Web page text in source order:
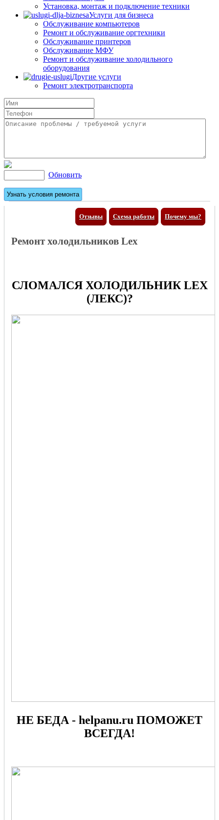
Установка, монтаж и подключение техники
Услуги для бизнеса
Обслуживание компьютеров
Ремонт и обслуживание оргтехники
Обслуживание принтеров
Обслуживание МФУ
Ремонт и обслуживание холодильного
оборудования
Другие услуги
Ремонт электротранспорта
Обновить
Отзывы Почему мы?
Схема работы
Ремонт холодильников Lex
СЛОМАЛСЯ ХОЛОДИЛЬНИК LEX
(ЛЕКС)?
НЕ БЕДА - helpanu.ru ПОМОЖЕТ
ВСЕГДА!